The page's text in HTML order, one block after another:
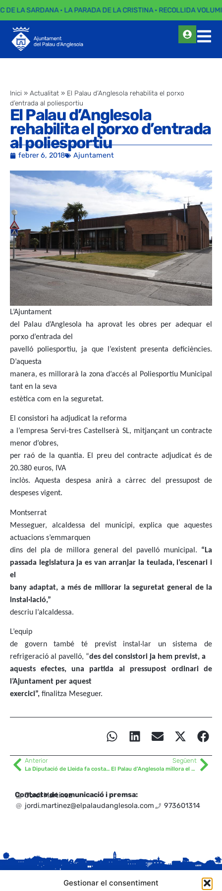
Gestionar el consentiment
DE LA SARDANA · LA PARADA DE LA CRISTINA · RECOLLIDA
Inici » Actualitat » El Palau d’Anglesola rehabilita el porxo
d’entrada al poliesportiu
El Palau d’Anglesola
rehabilita el porxo d’entrada
al poliesportiu
febrer 6, 2018 Ajuntament
L’Ajuntament
del Palau d’Anglesola ha aprovat les obres per adequar el
porxo d’entrada del
pavelló poliesportiu, ja que l’existent presenta deficiències.
D’aquesta
manera, es millorarà la zona d’accés al Poliesportiu Municipal
tant en la seva
estètica com en la seguretat.
El consistori ha adjudicat la reforma
a l’empresa Servi-tres Castellserà SL, mitjançant un contracte
menor d’obres,
per raó de la quantia. El preu del contracte adjudicat és de
20.380 euros, IVA
inclòs. Aquesta despesa anirà a càrrec del pressupost de
despeses vigent.
Montserrat
Messeguer, alcaldessa del municipi, explica que aquestes
actuacions s’emmarquen
dins del pla de millora general del pavelló municipal. “La
passada legislatura ja es van arranjar la teulada, l’escenari i
el
bany adaptat, a més de millorar la seguretat general de la
instal·lació,”
descriu l’alcaldessa.
L’equip
de govern també té previst instal·lar un sistema de
refrigeració al pavelló, “des del consistori ja hem previst, a
aquests efectes, una partida al pressupost ordinari de
l’Ajuntament per aquest
exercici”, finalitza Meseguer.
Anterior
La Diputació de Lleida fa costat un any més a la Cursa de Sant Blai del Palau d’Anglesola, que espera 500 participants
Següent
El Palau d’Anglesola millora el cementiri municipal
Contacte de comunicació i premsa:
Jordi Martínez
jordi.martinez@elpalaudanglesola.com
973601314